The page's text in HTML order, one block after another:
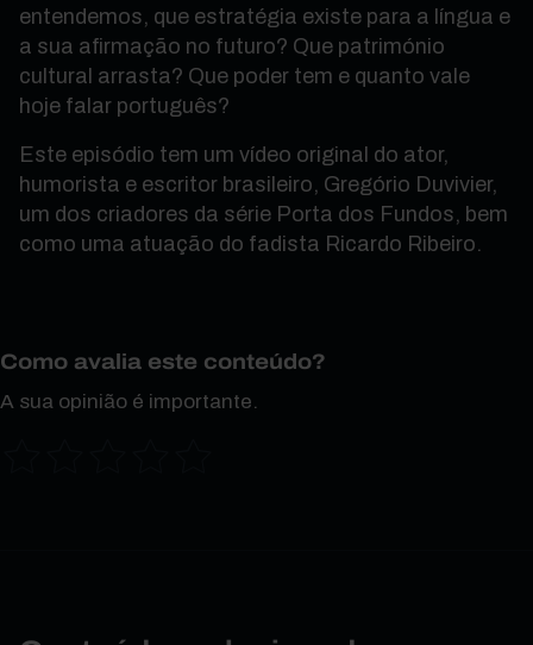
entendemos, que estratégia existe para a língua e
a sua afirmação no futuro? Que património
cultural arrasta? Que poder tem e quanto vale
hoje falar português?
Este episódio tem um vídeo original do ator,
humorista e escritor brasileiro, Gregório Duvivier,
um dos criadores da série Porta dos Fundos, bem
como uma atuação do fadista Ricardo Ribeiro.
Como avalia este conteúdo?
A sua opinião é importante.